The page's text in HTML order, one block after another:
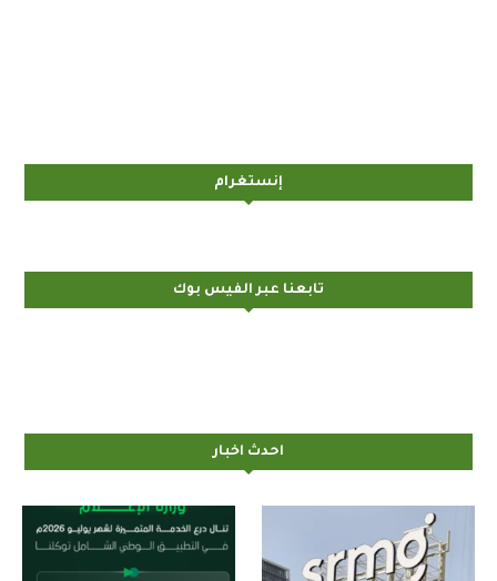
إنستغرام
تابعنا عبر الفيس بوك
احدث اخبار